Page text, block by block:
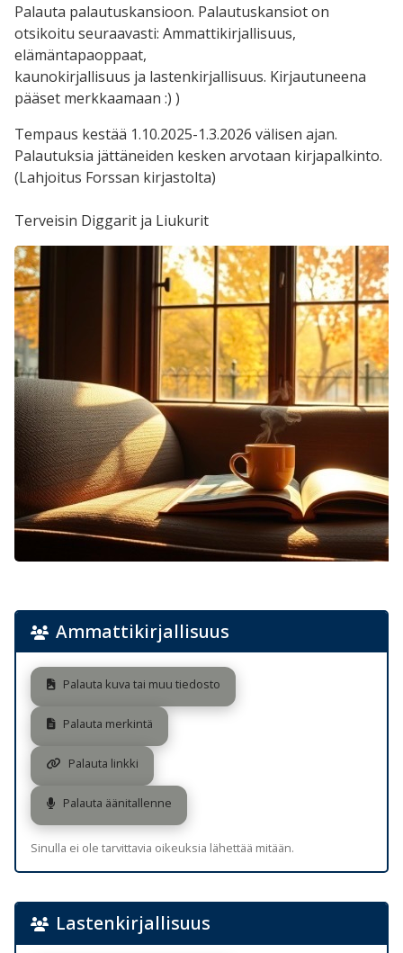
Palauta palautuskansioon. Palautuskansiot on
otsikoitu seuraavasti: Ammattikirjallisuus,
elämäntapaoppaat,
kaunokirjallisuus ja lastenkirjallisuus. Kirjautuneena
pääset merkkaamaan :) )
Tempaus kestää 1.10.2025-1.3.2026 välisen ajan.
Palautuksia jättäneiden kesken arvotaan kirjapalkinto.
(Lahjoitus Forssan kirjastolta)
Terveisin Diggarit ja Liukurit
Ammattikirjallisuus
Palauta kuva tai muu tiedosto
Palauta merkintä
Palauta linkki
Palauta äänitallenne
Sinulla ei ole tarvittavia oikeuksia lähettää mitään.
Lastenkirjallisuus